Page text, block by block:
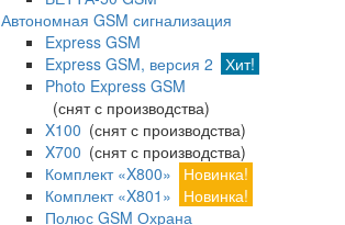
Автономная GSM сигнализация
Express GSM
Express GSM, версия 2 Хит!
Photo Express GSM
(снят с производства)
X100 (снят с производства)
X700 (снят с производства)
Комплект «X800»
Новинка!
Комплект «X801»
Новинка!
Полюс GSM Охрана